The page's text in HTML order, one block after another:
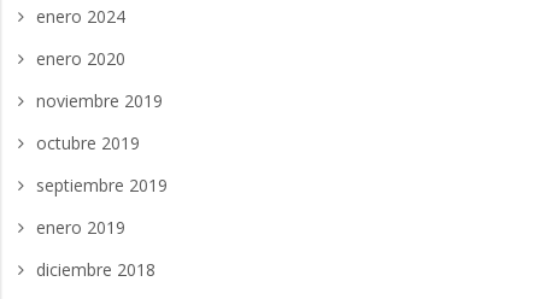
enero 2024
enero 2020
noviembre 2019
octubre 2019
septiembre 2019
enero 2019
diciembre 2018